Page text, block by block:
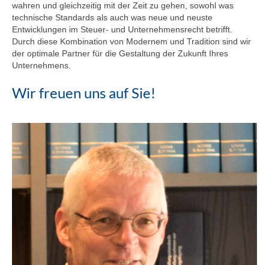
wahren und gleichzeitig mit der Zeit zu gehen, sowohl was
technische Standards als auch was neue und neuste
Entwicklungen im Steuer- und Unternehmensrecht betrifft.
Durch diese Kombination von Modernem und Tradition sind wir
der optimale Partner für die Gestaltung der Zukunft Ihres
Unternehmens.
Wir freuen uns auf Sie!